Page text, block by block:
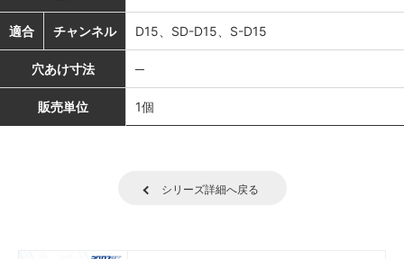
適合 チャンネル D15、SD-D15、S-D15
穴あけ寸法 ─
販売単位 1個
シリーズ詳細へ戻る